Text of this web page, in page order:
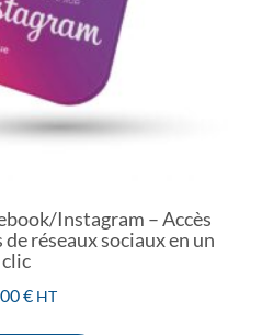
Instagram – Accès
réseaux sociaux en un
clic
€ HT